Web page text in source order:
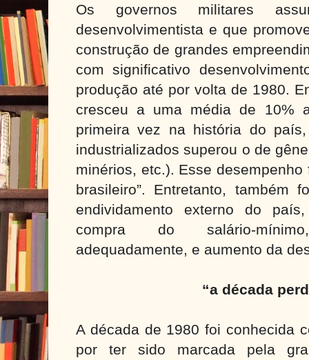
Os governos militares
desenvolvimentista e que
construção de grandes
com significativo
produção até por volta de 1980.
cresceu a uma média de 10%
primeira vez na história do
industrializados superou o de
minérios, etc.). Esse desempenho
brasileiro”. Entretanto, também
endividamento externo do
compra do salário-
adequadamente, e aumento da
“a década
A década de 1980 foi conhecida
por ter sido marcada pela